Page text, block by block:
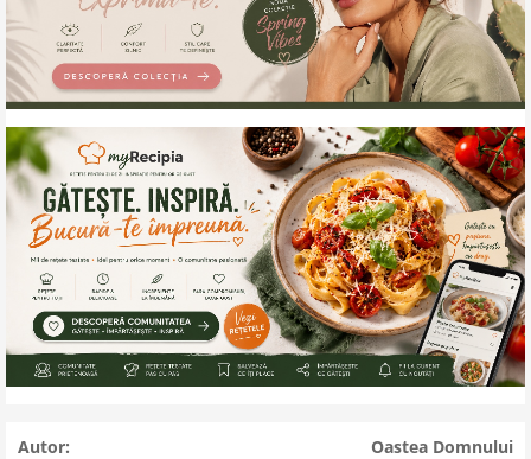
Autor:
Oastea Domnului